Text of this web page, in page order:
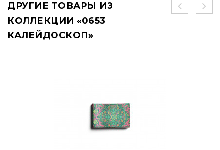
ДРУГИЕ ТОВАРЫ ИЗ
КОЛЛЕКЦИИ «0653
КАЛЕЙДОСКОП»